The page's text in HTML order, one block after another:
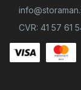
CVR: 41 57 61